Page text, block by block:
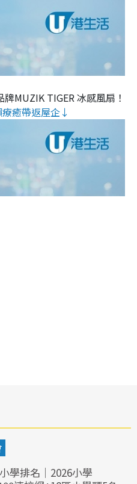
MUZIK TIGER 冰感風扇！
癒帶返屋企↓
學排名｜2026小學